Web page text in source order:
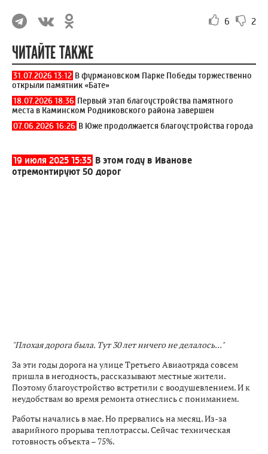
6 2
ЧИТАЙТЕ ТАКЖЕ
31.07.2026 13:12 В фурмановском Парке Победы торжественно
открыли памятник «Бате»
18.07.2026 18:36 Первый этап благоустройства памятного
места в Каминском Родниковского района завершен
07.06.2026 16:26 В Юже продолжается благоустройства города
19 июля 2025 15:35 В этом году в Иванове
отремонтируют 50 дорог
"Плохая дорога была. Тут 30 лет ничего не делалось..."
За эти годы дорога на улице Третьего Авиаотряда совсем
пришла в негодность, рассказывают местные жители.
Поэтому благоустройство встретили с воодушевлением. И к
неудобствам во время ремонта отнеслись с пониманием.
Работы начались в мае. Но прервались на месяц. Из-за
аварийного прорыва теплотрассы. Сейчас техническая
готовность объекта – 75%.